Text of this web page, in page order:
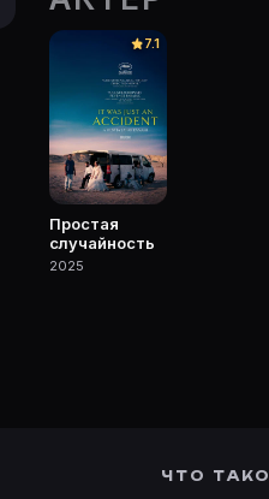
Movie Planner.
— фильмы, сериалы,
7.1
Простая
случайность
2025
ЧТО